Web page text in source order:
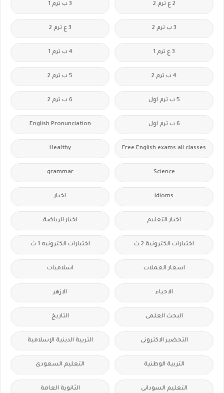
2 ع ترم 2 3 ب ترم 1
3 ب ترم 2 3 ع ترم 2
3 ع ترم 1 4 ب ترم 1
4 ب ترم 2 5 ب ترم 2
5 ب ترم اول 6 ب ترم 2
6 ب ترم اول English Pronunciation
Free.English.exams.all.classes
Healthy
Science
grammar
idioms اخبار
اخبار التعليم اخبار الرياضة
اختبارات الكترونية 2 ث اختبارات الكترونيه 1 ث
اسعار العملات اسلاميات
الاحياء الازهر
البحث العلمى التاريخ
التحضير الاكترونى التربية الدينية الإسلامية
التربية الوطنية التعليم السعودى
التعليم السودانى الثانوية العامة